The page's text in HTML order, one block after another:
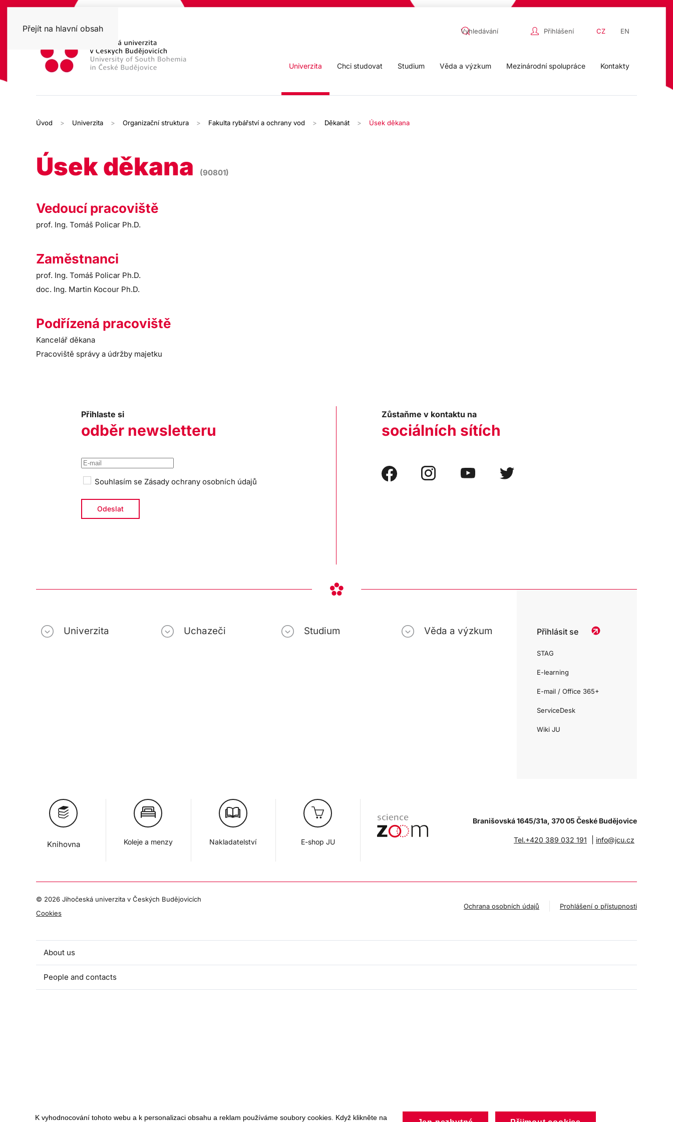
Přejít na hlavní obsah Přihlášení CZ EN
Univerzita Chci studovat Studium Věda a výzkum Mezinárodní spolupráce Kontakty
Úvod Univerzita Organizační struktura Fakulta rybářství a ochrany vod Děkanát Úsek děkana
Úsek děkana (90801)
Vedoucí pracoviště
prof. Ing. Tomáš Policar Ph.D.
Zaměstnanci
prof. Ing. Tomáš Policar Ph.D.
doc. Ing. Martin Kocour Ph.D.
Podřízená pracoviště
Kancelář děkana
Pracoviště správy a údržby majetku
Přihlaste si
odběr newsletteru
Souhlasím se Zásady ochrany osobních údajů
Zůstaňme v kontaktu na
sociálních sítích
Univerzita Uchazeči Studium Věda a výzkum Přihlásit se
STAG
E-learning
E-mail / Office 365+
ServiceDesk
Wiki JU
Knihovna Koleje a menzy Nakladatelství E-shop JU
Branišovská 1645/31a, 370 05 České Budějovice
Tel.+420 389 032 191 info@jcu.cz
© 2026 Jihočeská univerzita v Českých Budějovicích
Cookies
Ochrana osobních údajů Prohlášení o přístupnosti
About us
People and contacts
K vyhodnocování tohoto webu a k personalizaci obsahu a reklam používáme soubory cookies. Když klikněte na